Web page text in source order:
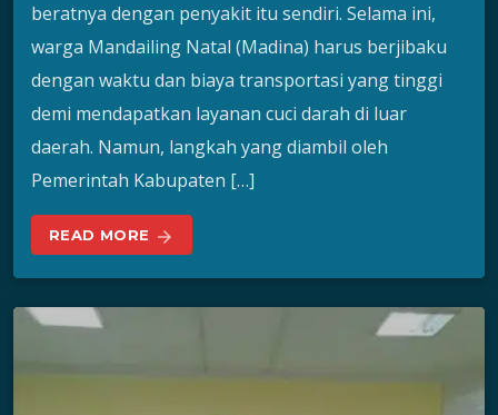
beratnya dengan penyakit itu sendiri. Selama ini,
warga Mandailing Natal (Madina) harus berjibaku
dengan waktu dan biaya transportasi yang tinggi
demi mendapatkan layanan cuci darah di luar
daerah. Namun, langkah yang diambil oleh
Pemerintah Kabupaten […]
READ MORE arrow_forward